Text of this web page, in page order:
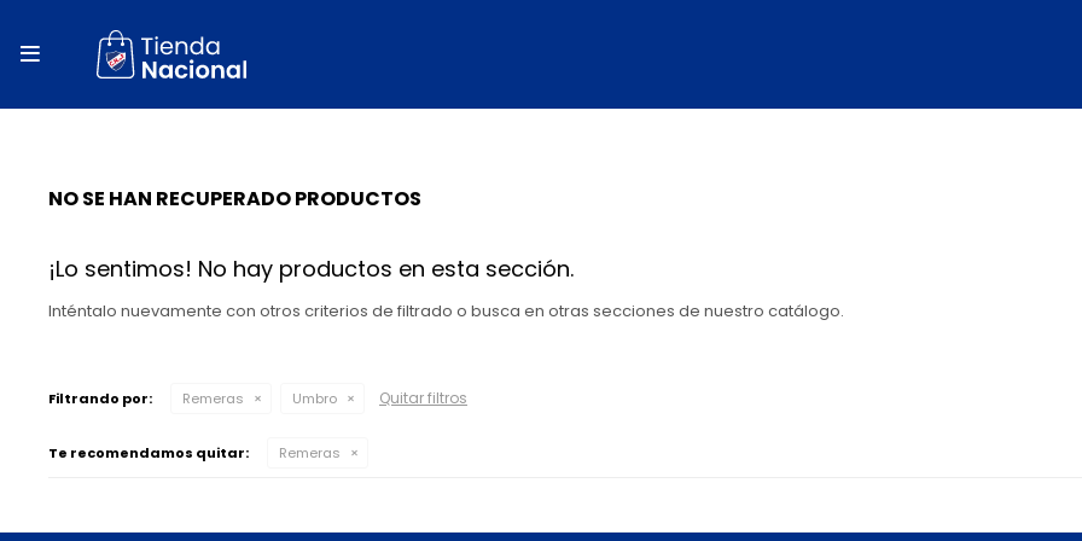

NO SE HAN RECUPERADO PRODUCTOS
¡Lo sentimos! No hay productos en esta sección.
Inténtalo nuevamente con otros criterios de filtrado o busca en otras secciones de nuestro catálogo.
Filtrando por: Remeras Umbro Quitar filtros
Te recomendamos quitar: Remeras
close
local_shipping
percent